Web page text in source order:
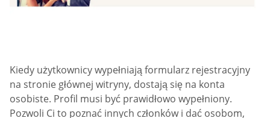
Kiedy użytkownicy wypełniają formularz rejestracyjny
na stronie głównej witryny, dostają się na konta
osobiste. Profil musi być prawidłowo wypełniony.
Pozwoli Ci to poznać innych członków i dać osobom,